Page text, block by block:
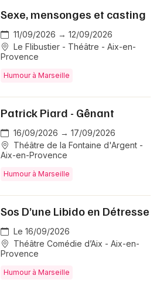
Sexe, mensonges et casting
11/09/2026 → 12/09/2026
Le Flibustier - Théâtre - Aix-en-
Provence
Humour à Marseille
Patrick Piard - Gênant
16/09/2026 → 17/09/2026
Théâtre de la Fontaine d'Argent -
Aix-en-Provence
Humour à Marseille
Sos D’une Libido en Détresse
Le 16/09/2026
Théâtre Comédie d’Aix - Aix-en-
Provence
Humour à Marseille